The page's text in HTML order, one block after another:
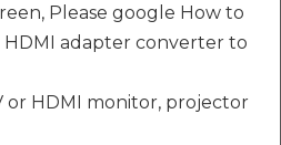
Please google How to
adapter converter to
or HDMI monitor, projector